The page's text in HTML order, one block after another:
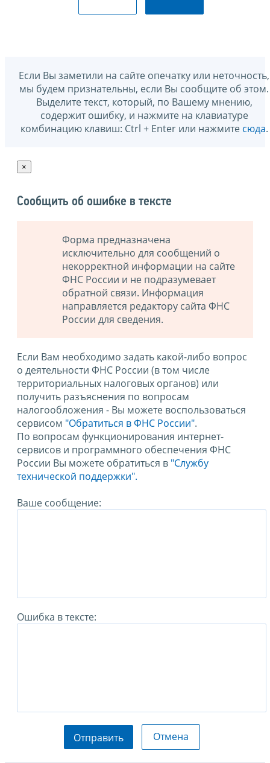
Если Вы заметили на сайте опечатку или неточность,
мы будем признательны, если Вы сообщите об этом.
Выделите текст, который, по Вашему мнению,
содержит ошибку, и нажмите на клавиатуре
комбинацию клавиш: Ctrl + Enter или нажмите сюда.
×
Сообщить об ошибке в тексте
Форма предназначена
исключительно для сообщений о
некорректной информации на сайте
ФНС России и не подразумевает
обратной связи. Информация
направляется редактору сайта ФНС
России для сведения.
Если Вам необходимо задать какой-либо вопрос
о деятельности ФНС России (в том числе
территориальных налоговых органов) или
получить разъяснения по вопросам
налогообложения - Вы можете воспользоваться
сервисом "Обратиться в ФНС России".
По вопросам функционирования интернет-
сервисов и программного обеспечения ФНС
России Вы можете обратиться в "Службу
технической поддержки".
Ваше сообщение:
Ошибка в тексте:
Отправить Отмена